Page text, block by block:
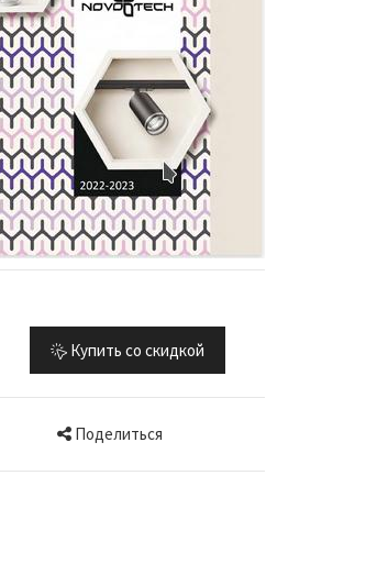
Купить со скидкой
Поделиться